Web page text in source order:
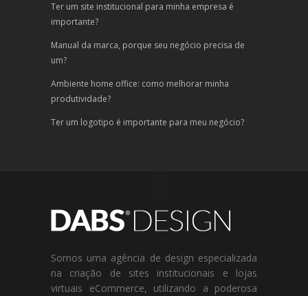
Ter um site institucional para minha empresa é
importante?
Manual da marca, porque seu negócio precisa de
um?
Ambiente home office: como melhorar minha
produtividade?
Ter um logotipo é importante para meu negócio?
Somos uma agência de design especializada
na criação de sites institucionais e lojas
virtuais eCommerce, utilizando a poderosa